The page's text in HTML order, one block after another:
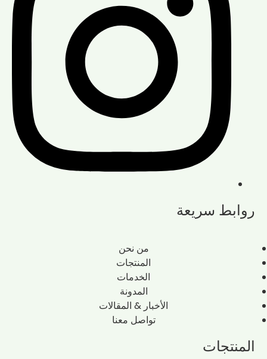
روابط سريعة
من نحن
المنتجات
الخدمات
المدونة
الأخبار & المقالات
تواصل معنا
المنتجات